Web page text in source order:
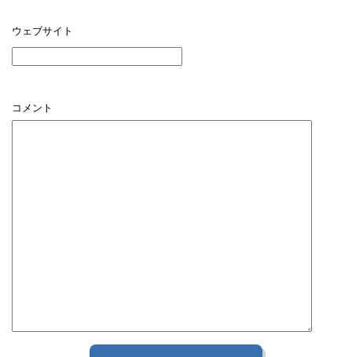
ウェブサイト
コメント